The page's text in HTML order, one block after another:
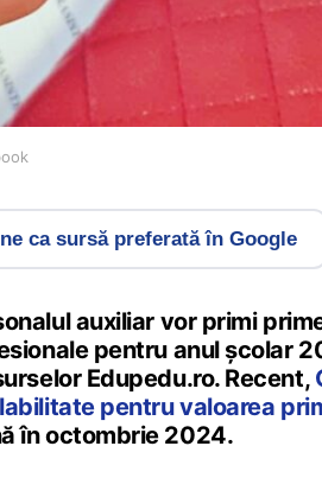
ca sursă preferată în Google
auxiliar vor primi
pentru anul școlar
Edupedu.ro. Recent,
pentru valoarea
în octombrie 2024.